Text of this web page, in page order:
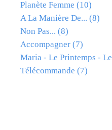
Planète Femme (10)
A La Manière De... (8)
Non Pas... (8)
Accompagner (7)
Maria - Le Printemps -
Télécommande (7)